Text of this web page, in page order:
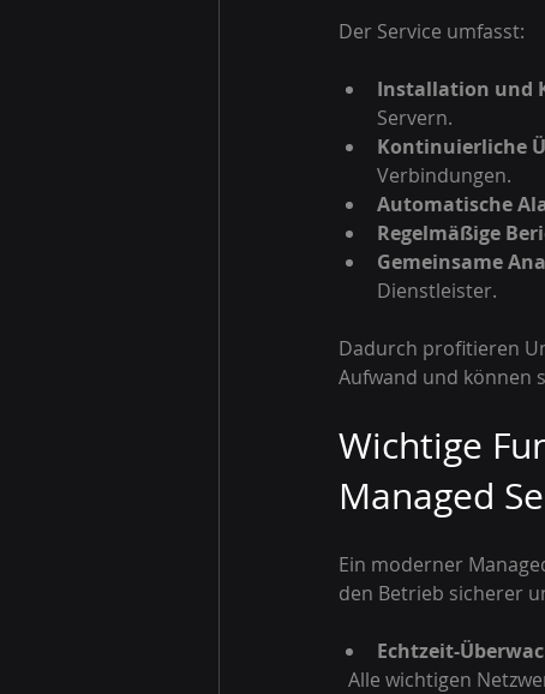
Der Service umfasst:
Installation und
Servern.
Kontinuierliche
Verbindungen.
Automatische
Regelmäßige
Gemeinsame
Dienstleister.
Dadurch profitieren
Aufwand und können
Wichtige
Managed
Ein moderner
den Betrieb sicherer
Echtzeit-